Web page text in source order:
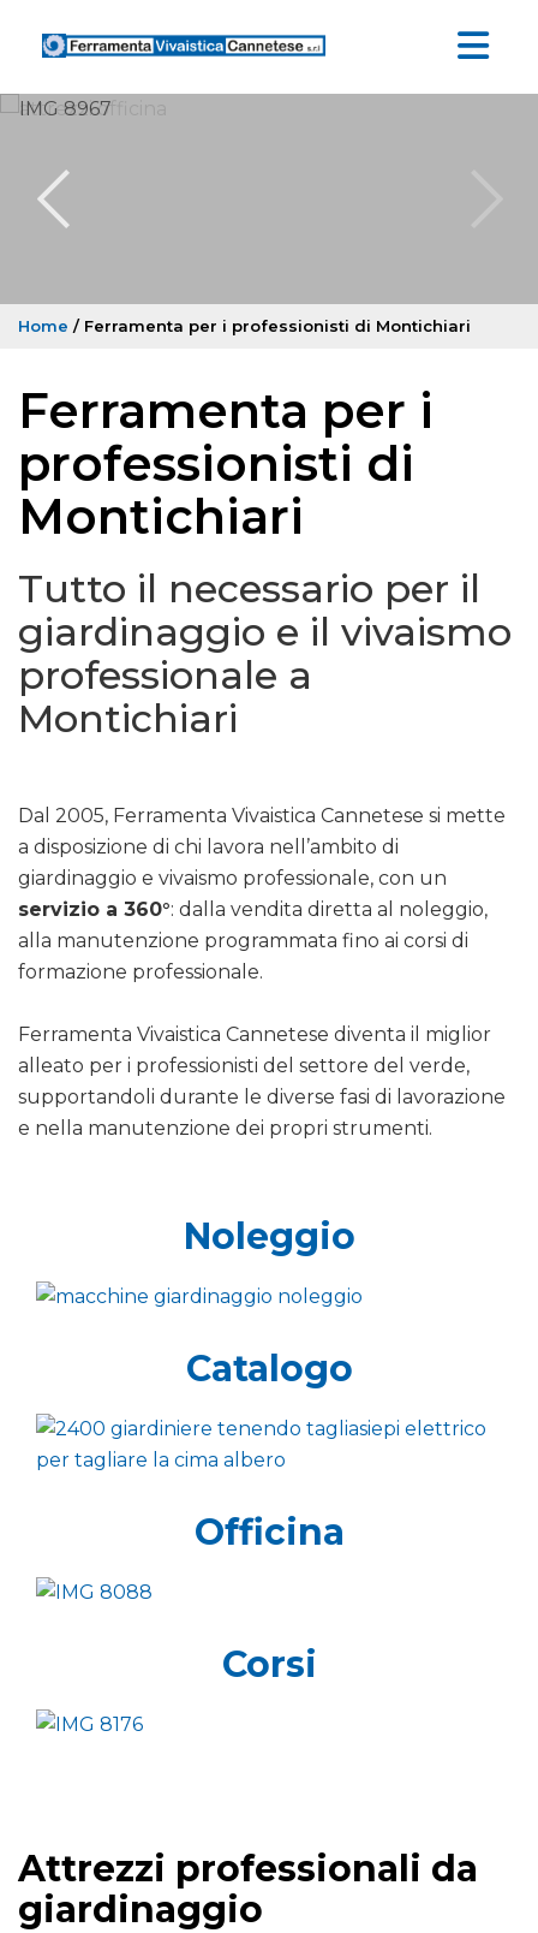
Home / Ferramenta per i professionisti di Montichiari
Ferramenta per i
professionisti di
Montichiari
Tutto il necessario per il
giardinaggio e il vivaismo
professionale a
Montichiari
Dal 2005, Ferramenta Vivaistica Cannetese si mette
a disposizione di chi lavora nell’ambito di
giardinaggio e vivaismo professionale, con un
servizio a 360°: dalla vendita diretta al noleggio,
alla manutenzione programmata fino ai corsi di
formazione professionale.
Ferramenta Vivaistica Cannetese diventa il miglior
alleato per i professionisti del settore del verde,
supportandoli durante le diverse fasi di lavorazione
e nella manutenzione dei propri strumenti.
Noleggio
Catalogo
Officina
Corsi
Attrezzi professionali da
giardinaggio